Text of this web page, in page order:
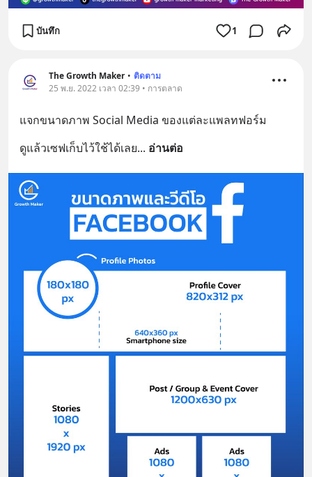
บันทึก 1
The Growth Maker • ติดตาม
25 พ.ย. 2022 เวลา 02:39 • การตลาด
แจกขนาดภาพ Social Media ของแต่ละแพลทฟอร์ม
ดูแล้วเซฟเก็บไว้ใช้ได้เลย... อ่านต่อ